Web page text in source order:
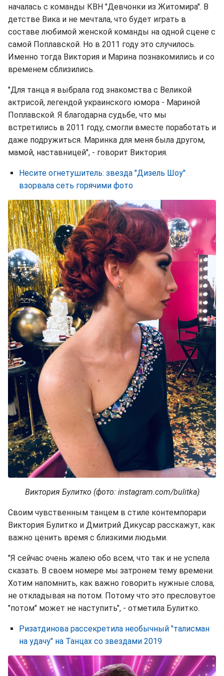
началась с команды КВН "Девчонки из Житомира". В
детстве Вика и не мечтала, что будет играть в
составе любимой женской команды на одной сцене с
самой Поплавской. Но в 2011 году это случилось.
Именно тогда Виктория и Марина познакомились и со
временем сблизились.
"Для танца я выбрала год знакомства с Великой
актрисой, легендой украинского юмора - Мариной
Поплавской. Я благодарна судьбе, что мы
встретились в 2011 году, смогли вместе поработать и
даже подружиться. Маринка для меня была другом,
мамой, наставницей", - говорит Виктория.
Несите огнетушитель: звезда "Дизель Шоу"
взорвала сеть горячими фото
Виктория Булитко (фото: instagram.com/bulitka)
Cвоим чувственным танцем в стиле контемпорари
Виктория Булитко и Дмитрий Дикусар расскажут, как
важно ценить время с близкими людьми.
"Я сейчас очень жалею обо всем, что так и не успела
сказать. В своем номере мы затронем тему времени.
Хотим напомнить, как важно говорить нужные слова,
не откладывая на потом. Потому что это пресловутое
"потом" может не наступить", - отметила Булитко.
Ризатдинова рассекретила необычный "талисман
на удачу" на Танцах со звездами 2019